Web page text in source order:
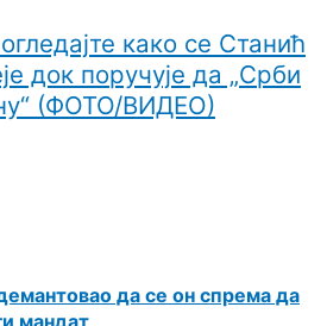
како се Станић
док поручује да „Срби
(ФОТО/ВИДЕО)
да се он спрема да
мандат